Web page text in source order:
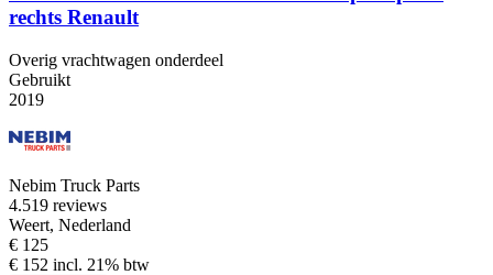
rechts Renault
Overig vrachtwagen onderdeel
Gebruikt
2019
Nebim Truck Parts
4.519 reviews
Weert, Nederland
€ 125
€ 152 incl. 21% btw